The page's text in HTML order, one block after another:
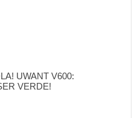
UWANT V600:
VERDE!